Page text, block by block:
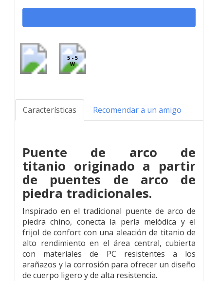
5 - 5
W
Características Recomendar a un amigo
Puente de arco de
titanio originado a partir
de puentes de arco de
piedra tradicionales.
Inspirado en el tradicional puente de arco de
piedra chino, conecta la perla melódica y el
frijol de confort con una aleación de titanio de
alto rendimiento en el área central, cubierta
con materiales de PC resistentes a los
arañazos y la corrosión para ofrecer un diseño
de cuerpo ligero y de alta resistencia.